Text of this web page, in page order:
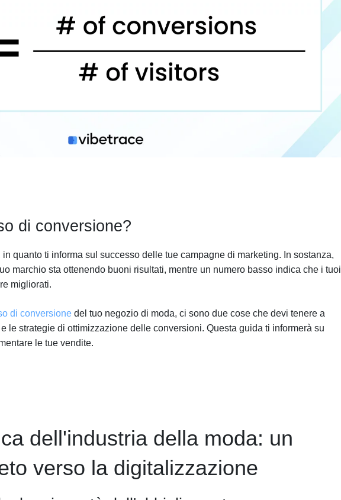
di conversione?
quanto ti informa sul successo delle tue campagne di marketing. In sostanza,
marchio sta ottenendo buoni risultati, mentre un numero basso indica che i tuoi
migliorati.
di conversione del tuo negozio di moda, ci sono due cose che devi tenere a
le strategie di ottimizzazione delle conversioni. Questa guida ti informerà su
le tue vendite.
dell'industria della moda: un
verso la digitalizzazione